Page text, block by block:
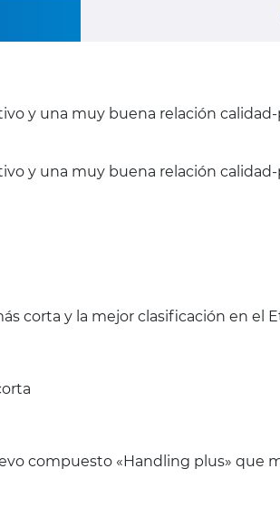
y una muy buena relación
y una muy buena relación
corta y la mejor clasificación en el
compuesto «Handling plus» que